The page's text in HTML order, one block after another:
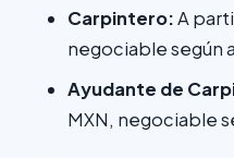
Carpintero:A
negociable según
Ayudante de
MXN, negociable